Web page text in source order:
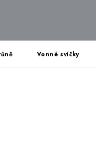
Vonné svíčky